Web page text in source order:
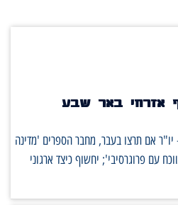
אזרחי באר שבע
אם תרצו בעבר, מחבר הספרים 'מדינה
עם פרוגרסיבי'; יחשוף כיצד ארגוני